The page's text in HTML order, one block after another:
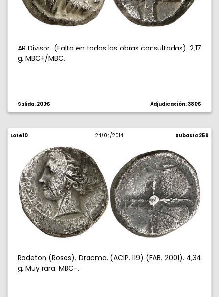
AR Divisor. (Falta en todas las obras consultadas). 2,17
g. MBC+/MBC.
Salida: 200€ Adjudicación: 380€
Lote 10 24/04/2014 Subasta 259
Rodeton (Roses). Dracma. (ACIP. 119) (FAB. 2001). 4,34
g. Muy rara. MBC-.